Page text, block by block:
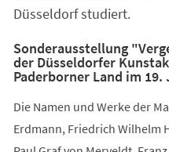
Düsseldorf studiert.
Sonderausstellung
der Düsseldorfer
Paderborner Land im
Die Namen und Werke der
Erdmann, Friedrich Wilhelm